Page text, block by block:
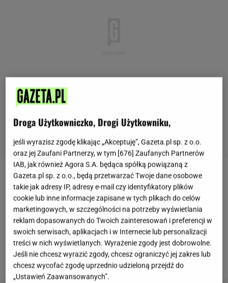
Wypiek o korzennym aromacie z dodatkiem słodkich
powideł - piernik staropolski to nieodłączny element
zbliżających się świąt. O tym tradycyjnym wypieku
trzeba pomyśleć jednak nieco wcześniej, najlepiej
smakuje bowiem wtedy, gdy dojrzeje i nieco sobie
odpocznie.
Droga Użytkowniczko, Drogi Użytkowniku,
jeśli wyrazisz zgodę klikając „Akceptuję”, Gazeta.pl sp. z o.o.
oraz jej Zaufani Partnerzy, w tym [676] Zaufanych Partnerów
IAB, jak również Agora S.A. będąca spółką powiązaną z
Gazeta.pl sp. z o.o., będą przetwarzać Twoje dane osobowe
takie jak adresy IP, adresy e-mail czy identyfikatory plików
cookie lub inne informacje zapisane w tych plikach do celów
marketingowych, w szczególności na potrzeby wyświetlania
reklam dopasowanych do Twoich zainteresowań i preferencji w
swoich serwisach, aplikacjach i w Internecie lub personalizacji
treści w nich wyświetlanych. Wyrażenie zgody jest dobrowolne.
Jeśli nie chcesz wyrazić zgody, chcesz ograniczyć jej zakres lub
chcesz wycofać zgodę uprzednio udzieloną przejdź do
„Ustawień Zaawansowanych”.